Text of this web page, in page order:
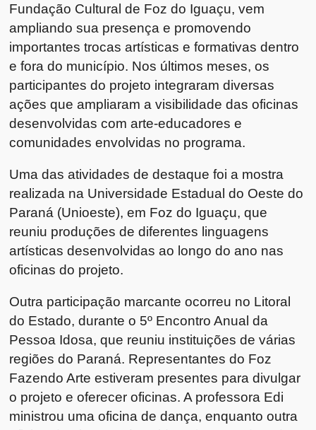
Fundação Cultural de Foz do Iguaçu, vem
ampliando sua presença e promovendo
importantes trocas artísticas e formativas dentro
e fora do município. Nos últimos meses, os
participantes do projeto integraram diversas
ações que ampliaram a visibilidade das oficinas
desenvolvidas com arte-educadores e
comunidades envolvidas no programa.
Uma das atividades de destaque foi a mostra
realizada na Universidade Estadual do Oeste do
Paraná (Unioeste), em Foz do Iguaçu, que
reuniu produções de diferentes linguagens
artísticas desenvolvidas ao longo do ano nas
oficinas do projeto.
Outra participação marcante ocorreu no Litoral
do Estado, durante o 5º Encontro Anual da
Pessoa Idosa, que reuniu instituições de várias
regiões do Paraná. Representantes do Foz
Fazendo Arte estiveram presentes para divulgar
o projeto e oferecer oficinas. A professora Edi
ministrou uma oficina de dança, enquanto outra